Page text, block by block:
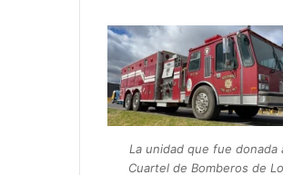
La unidad que fue donada
Cuartel de Bomberos de